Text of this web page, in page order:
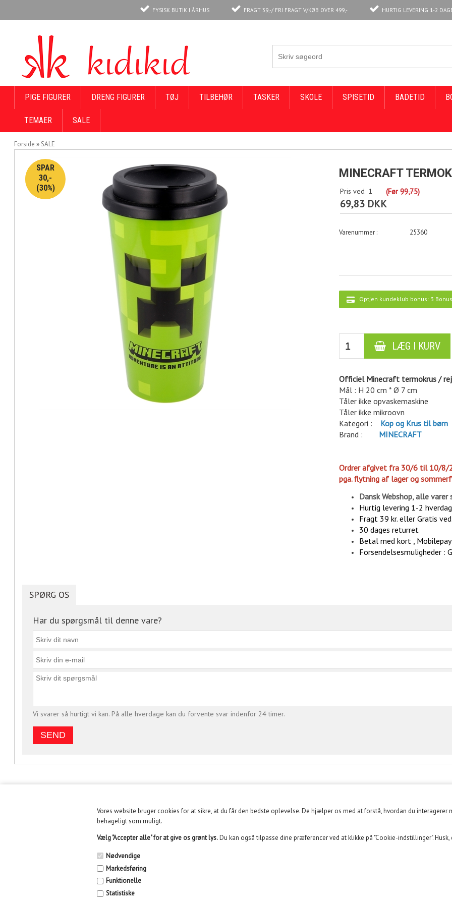
Vores website bruger cookies for at sikre, at du får den bedste oplevelse. De hjælper os med at forstå, hvordan du interagerer
behageligt som muligt.
Vælg "Accepter alle" for at give os grønt lys.Du kan også tilpasse dine præferencer ved at klikke på "Cookie-indstillinger".
Nødvendige
Markedsføring
Funktionelle
Statistiske
FYSISK BUTIK I ÅRHUS FRAGT 39,-/ FRI FRAGT V/KØB OVER 499,- HURTIG LEVERING 1-2
PIGE FIGURER DRENG FIGURER TØJ TILBEHØR TASKER SKOLE SPISETID BADETID
TEMAER SALE
Forside » SALE
SPAR
30,-
(30%)
MINECRAFT
Pris ved 1 (Før99,75)
69,83 DKK
25360
Optjen kundeklub bonus: 3
Officiel Minecraft termokrus /
Mål : H 20 cm * Ø 7 cm
Tåler ikke opvaskemaskine
Tåler ikke mikroovn
Kategori :
Kop og Krus til børn
Brand :
MINECRAFT
Ordrer afgivet fra 30/6 til 10/
pga. flytning af lager og
Dansk Webshop, alle varer
Hurtig levering 1-2
Fragt 39 kr. eller Gratis
30 dages returret
Betal med kort ,
Forsendelsesmuligheder :
SPØRG OS
Har du spørgsmål til denne vare?
Vi svarer så hurtigt vi kan. På alle hverdage kan du forvente svar indenfor 24 timer.
KUNDESERVICE
Fysisk butik holder lukket
fra 30/6 til 10/8/26 pga.
flytning af lager
E-mail: info@kidikid.dk
INFORMATION
Handelsbetingelser
KUNDECENTER
Kundeklub
SOME
FACEBOOK